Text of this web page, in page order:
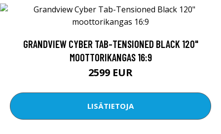
GRANDVIEW CYBER TAB-TENSIONED BLACK 120"
MOOTTORIKANGAS 16:9
2599 EUR
LISÄTIETOJA